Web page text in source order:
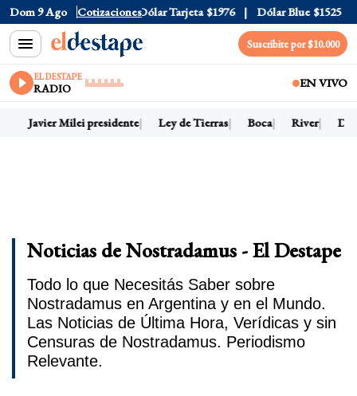
Dom 9 Ago Cotizaciones
Dólar Oficial $1520 Dólar Tarjeta $1976 Dólar Blue $1525
Suscribite por $10.000
EL DESTAPE
RADIO EN VIVO
Javier Milei presidente Ley de Tierras Boca River
Noticias de Nostradamus - El Destape
Todo lo que Necesitás Saber sobre
Nostradamus en Argentina y en el Mundo.
Las Noticias de Última Hora, Verídicas y sin
Censuras de Nostradamus. Periodismo
Relevante.